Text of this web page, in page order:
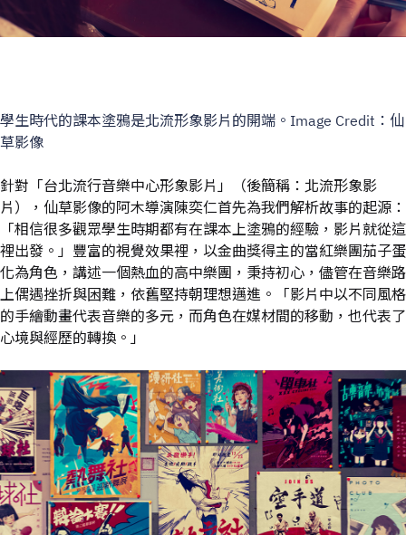
學生時代的課本塗鴉是北流形象影片的開端。Image Credit：仙
草影像
針對「台北流行音樂中心形象影片」（後簡稱：北流形象影
片），仙草影像的阿木導演陳奕仁首先為我們解析故事的起源：
「相信很多觀眾學生時期都有在課本上塗鴉的經驗，影片就從這
裡出發。」豐富的視覺效果裡，以金曲獎得主的當紅樂團茄子蛋
化為角色，講述一個熱血的高中樂團，秉持初心，儘管在音樂路
上偶遇挫折與困難，依舊堅持朝理想邁進。「影片中以不同風格
的手繪動畫代表音樂的多元，而角色在媒材間的移動，也代表了
心境與經歷的轉換。」